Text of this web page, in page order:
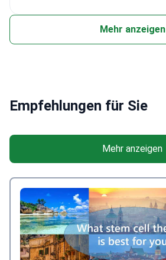
Mehr anzeigen
Empfehlungen für Sie
Mehr anzeigen